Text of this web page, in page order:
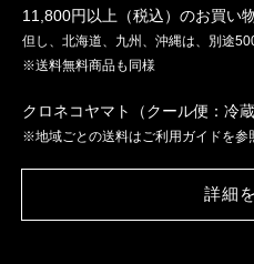
11,800円以上（税込）のお買い
但し、北海道、九州、沖縄は、別途
※送料無料商品も同様
クロネコヤマト（クール便：冷蔵
※地域ごとの送料はご利用ガイドを参
詳細